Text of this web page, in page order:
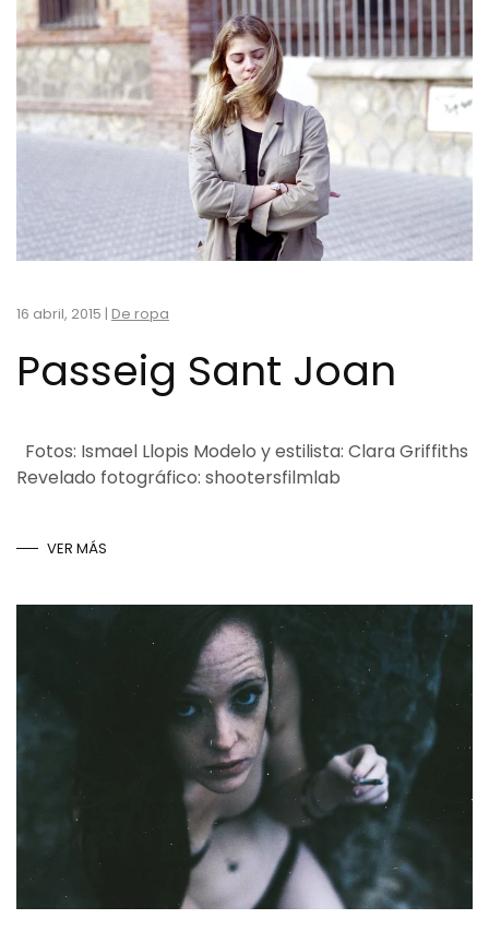
16 abril, 2015 | De ropa
Passeig Sant Joan
Fotos: Ismael Llopis Modelo y estilista: Clara Griffiths
Revelado fotográfico: shootersfilmlab
VER MÁS